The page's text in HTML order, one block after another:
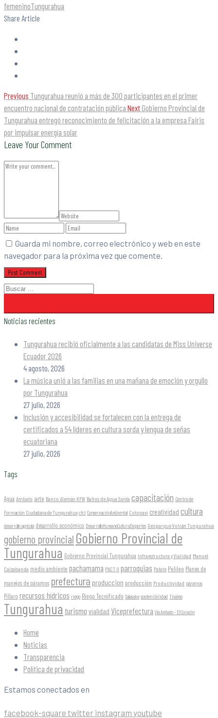
femeninoTungurahua
Share Article
Previous Tungurahua reunió a más de 300 participantes en el primer
encuentro nacional de contratación pública Next Gobierno Provincial de
Tungurahua entregó reconocimiento de felicitación a la empresa Fairis
por impulsar energía solar
Leave Your Comment
Guarda mi nombre, correo electrónico y web en este
navegador para la próxima vez que comente.
Noticias recientes
Tungurahua recibió oficialmente a las candidatas de Miss Universe
Ecuador 2026
4 agosto, 2026
La música unió a las familias en una mañana de emoción y orgullo
por Tungurahua
27 julio, 2026
Inclusión y accesibilidad se fortalecen con la entrega de
certificados a 54 líderes en cultura sorda y lengua de señas
ecuatoriana
27 julio, 2026
Tags
Agua Ambato arte Banco Alemán KFW Baños de Agua Santa capacitación Centro de
Formación Ciudadana de Tungurahua cfct ConservaciónAmbiental Cotopaxi creatividad cultura
desarrollo agrícola desarrollo económico DesarrolloHumanoCulturaDeportes Geoparque Volcán Tungurahua
gobierno provincial Gobierno Provincial de
Tungurahua Gobierno Provincial Tungurahua Infraestructura y Vialidad Manuel
Caizabanda medio ambiente pachamama PACT II parroquias Patate Pelileo Planes de
manejos de páramos prefectura produccion producción Productividad páramos
Píllaro recursos hídricos riego Riego Tecnificado Salasaka sostenibilidad Tisaleo
Tungurahua turismo vialidad Viceprefectura Vía Ambato - El Corazón
Home
Noticias
Transparencia
Política de privacidad
Estamos conectados en
facebook-square twitter instagram youtube